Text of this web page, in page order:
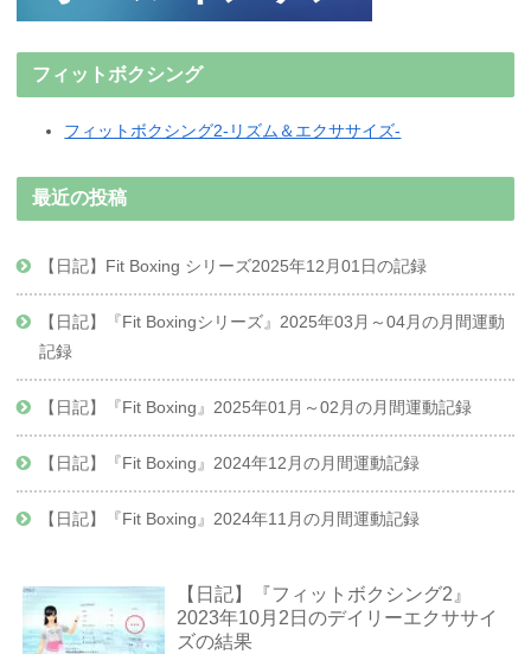
フィットボクシング
フィットボクシング2-リズム＆エクササイズ-
最近の投稿
【日記】Fit Boxing シリーズ2025年12月01日の記録
【日記】『Fit Boxingシリーズ』2025年03月～04月の月間運動
記録
【日記】『Fit Boxing』2025年01月～02月の月間運動記録
【日記】『Fit Boxing』2024年12月の月間運動記録
【日記】『Fit Boxing』2024年11月の月間運動記録
【日記】『フィットボクシング2』
2023年10月2日のデイリーエクササイ
ズの結果